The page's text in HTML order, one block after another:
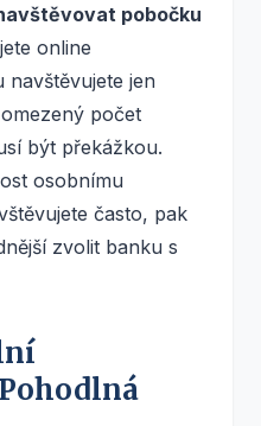
pobočku
online
jen
počet
být překážkou.
osobnímu
často, pak
zvolit banku s